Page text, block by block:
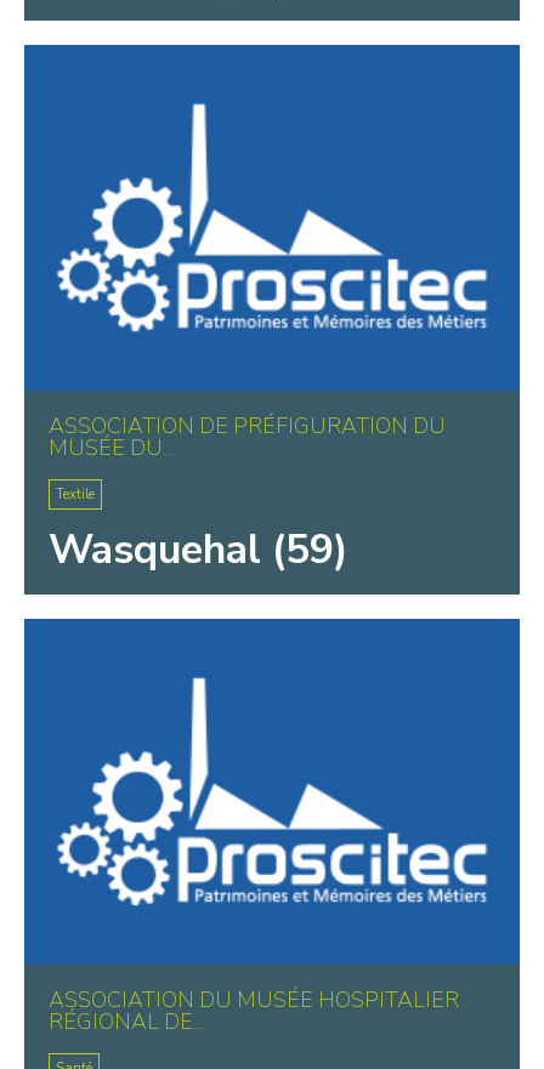
ASSOCIATION DE PRÉFIGURATION DU
MUSÉE DU...
Textile
Wasquehal (59)
ASSOCIATION DU MUSÉE HOSPITALIER
RÉGIONAL DE...